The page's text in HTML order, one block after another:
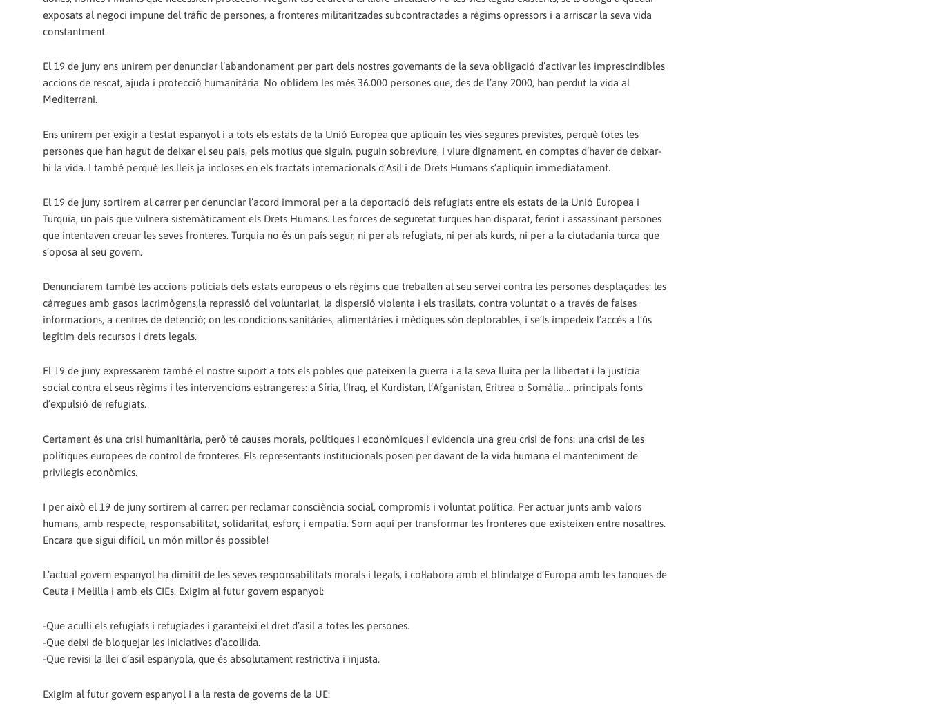
exposats al negoci impune del tràfic de persones, a fronteres militaritzades subcontractades a règims opressors i a arriscar la seva vida
constantment.
El 19 de juny ens unirem per denunciar l’abandonament per part dels nostres governants de la seva obligació d’activar les imprescindibles
accions de rescat, ajuda i protecció humanitària. No oblidem les més 36.000 persones que, des de l’any 2000, han perdut la vida al
Mediterrani.
Ens unirem per exigir a l’estat espanyol i a tots els estats de la Unió Europea que apliquin les vies segures previstes, perquè totes les
persones que han hagut de deixar el seu país, pels motius que siguin, puguin sobreviure, i viure dignament, en comptes d’haver de deixar-
hi la vida. I també perquè les lleis ja incloses en els tractats internacionals d’Asil i de Drets Humans s’apliquin immediatament.
El 19 de juny sortirem al carrer per denunciar l’acord immoral per a la deportació dels refugiats entre els estats de la Unió Europea i
Turquia, un país que vulnera sistemàticament els Drets Humans. Les forces de seguretat turques han disparat, ferint i assassinant persones
que intentaven creuar les seves fronteres. Turquia no és un país segur, ni per als refugiats, ni per als kurds, ni per a la ciutadania turca que
s’oposa al seu govern.
Denunciarem també les accions policials dels estats europeus o els règims que treballen al seu servei contra les persones desplaçades: les
càrregues amb gasos lacrimògens,la repressió del voluntariat, la dispersió violenta i els trasllats, contra voluntat o a través de falses
informacions, a centres de detenció; on les condicions sanitàries, alimentàries i mèdiques són deplorables, i se’ls impedeix l’accés a l’ús
legítim dels recursos i drets legals.
El 19 de juny expressarem també el nostre suport a tots els pobles que pateixen la guerra i a la seva lluita per la llibertat i la justícia
social contra el seus règims i les intervencions estrangeres: a Síria, l’Iraq, el Kurdistan, l’Afganistan, Eritrea o Somàlia… principals fonts
d’expulsió de refugiats.
Certament és una crisi humanitària, però té causes morals, polítiques i econòmiques i evidencia una greu crisi de fons: una crisi de les
polítiques europees de control de fronteres. Els representants institucionals posen per davant de la vida humana el manteniment de
privilegis econòmics.
I per això el 19 de juny sortirem al carrer: per reclamar consciència social, compromís i voluntat política. Per actuar junts amb valors
humans, amb respecte, responsabilitat, solidaritat, esforç i empatia. Som aquí per transformar les fronteres que existeixen entre nosaltres.
Encara que sigui difícil, un món millor és possible!
L’actual govern espanyol ha dimitit de les seves responsabilitats morals i legals, i col·labora amb el blindatge d’Europa amb les tanques de
Ceuta i Melilla i amb els CIEs. Exigim al futur govern espanyol:
-Que aculli els refugiats i refugiades i garanteixi el dret d’asil a totes les persones.
-Que deixi de bloquejar les iniciatives d’acollida.
-Que revisi la llei d’asil espanyola, que és absolutament restrictiva i injusta.
Exigim al futur govern espanyol i a la resta de governs de la UE: